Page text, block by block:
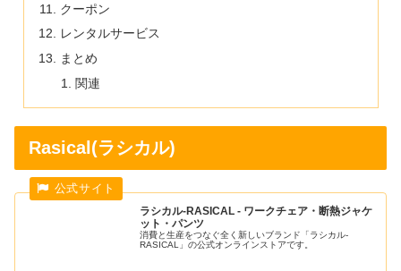
クーポン
レンタルサービス
まとめ
関連
Rasical(ラシカル)
ラシカル-RASICAL - ワークチェア・断熱ジャケ
ット・パンツ
消費と生産をつなぐ全く新しいブランド「ラシカル-
RASICAL」の公式オンラインストアです。